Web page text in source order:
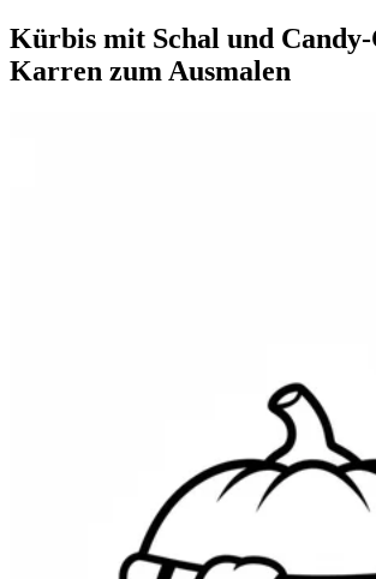
Kürbis mit Schal und
Karren zum Ausmalen